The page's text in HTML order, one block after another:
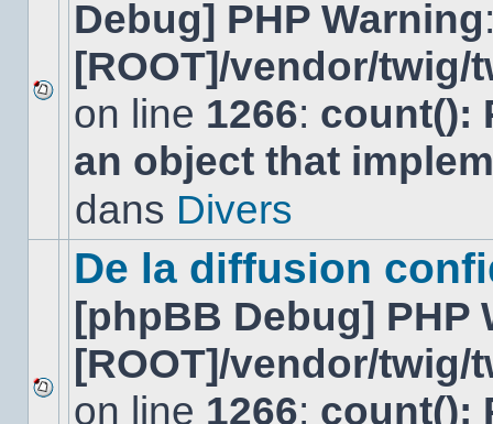
Aucun
nouveau
message
non-
dans
Debug] PHP Warning
[ROOT]/vendor/
on line 1266: count():
an object that
dans Divers
Aucun
De la diffusion
[phpBB Debug] PHP
[ROOT]/vendor/
on line 1266: count():